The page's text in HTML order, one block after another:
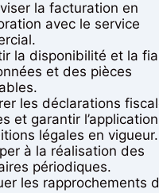
la facturation en
avec le service
la disponibilité et la
et des pièces
les déclarations
et garantir
légales en vigueur.
à la réalisation des
périodiques.
les rapprochements